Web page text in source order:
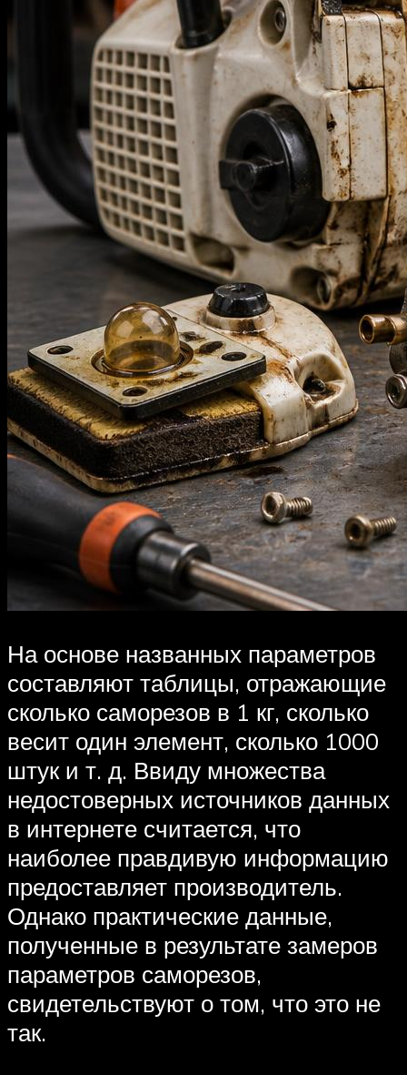
На основе названных параметров
составляют таблицы, отражающие
сколько саморезов в 1 кг, сколько
весит один элемент, сколько 1000
штук и т. д. Ввиду множества
недостоверных источников данных
в интернете считается, что
наиболее правдивую информацию
предоставляет производитель.
Однако практические данные,
полученные в результате замеров
параметров саморезов,
свидетельствуют о том, что это не
так.